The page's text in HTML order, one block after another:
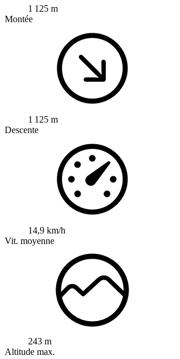
1 125 m
Montée
1 125 m
Descente
14,9 km/h
Vit. moyenne
243 m
Altitude max.